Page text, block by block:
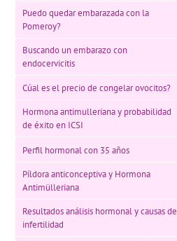
Puedo quedar embarazada con la
Pomeroy?
Buscando un embarazo con
endocervicitis
Cúal es el precio de congelar ovocitos?
Hormona antimulleriana y probabilidad
de éxito en ICSI
Perfil hormonal con 35 años
Píldora anticonceptiva y Hormona
Antimülleriana
Resultados análisis hormonal y causas de
infertilidad